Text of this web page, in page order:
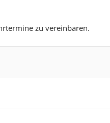
zu vereinbaren.